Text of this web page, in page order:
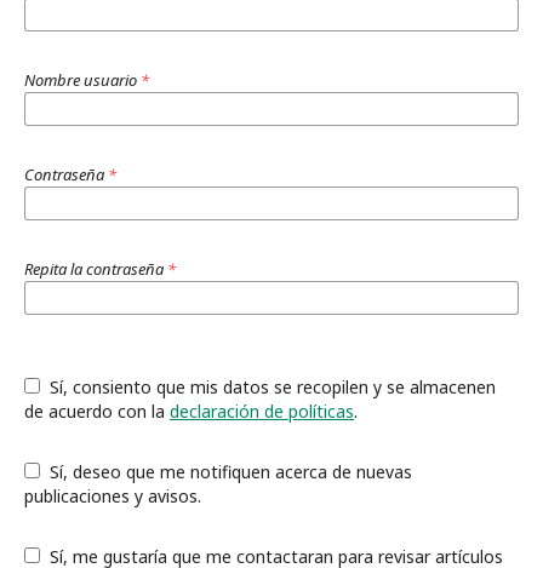
Nombre usuario *
Contraseña *
Repita la contraseña *
de acuerdo con la declaración de políticas.
publicaciones y avisos.